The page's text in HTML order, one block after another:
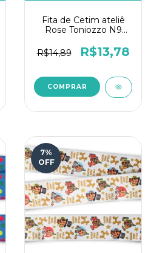
Fita de Cetim ateliê
Rose Toniozzo N9
R$14,89
R$13,78
7%
OFF